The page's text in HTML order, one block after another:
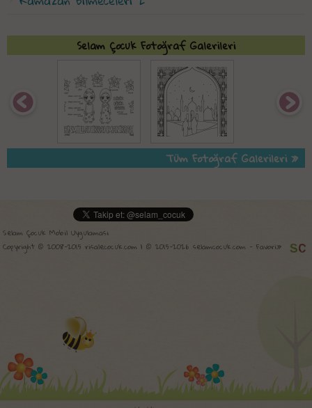
Selam Çocuk Fotoğraf Galerileri
Tüm Fotoğraf Galerileri »
Selam Çocuk Mobil Uygulaması
Copyright © 2008-2015 risalecocuk.com | © 2015-2026 selamcocuk.com - Favori»